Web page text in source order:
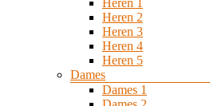
Heren 1
Heren 2
Heren 3
Heren 4
Heren 5
Dames
Dames 1